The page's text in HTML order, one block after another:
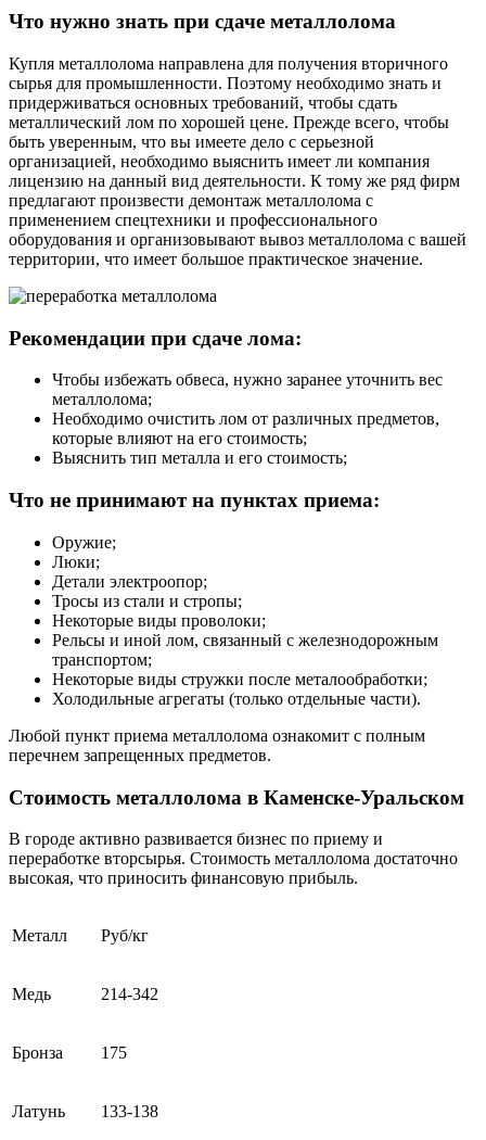
Что нужно знать при сдаче металлолома
Купля металлолома направлена для получения вторичного
сырья для промышленности. Поэтому необходимо знать и
придерживаться основных требований, чтобы сдать
металлический лом по хорошей цене. Прежде всего, чтобы
быть уверенным, что вы имеете дело с серьезной
организацией, необходимо выяснить имеет ли компания
лицензию на данный вид деятельности. К тому же ряд фирм
предлагают произвести демонтаж металлолома с
применением спецтехники и профессионального
оборудования и организовывают вывоз металлолома с вашей
территории, что имеет большое практическое значение.
Рекомендации при сдаче лома:
Чтобы избежать обвеса, нужно заранее уточнить вес
металлолома;
Необходимо очистить лом от различных предметов,
которые влияют на его стоимость;
Выяснить тип металла и его стоимость;
Что не принимают на пунктах приема:
Оружие;
Люки;
Детали электроопор;
Тросы из стали и стропы;
Некоторые виды проволоки;
Рельсы и иной лом, связанный с железнодорожным
транспортом;
Некоторые виды стружки после металообработки;
Холодильные агрегаты (только отдельные части).
Любой пункт приема металлолома ознакомит с полным
перечнем запрещенных предметов.
Стоимость металлолома в Каменске-Уральском
В городе активно развивается бизнес по приему и
переработке вторсырья. Стоимость металлолома достаточно
высокая, что приносить финансовую прибыль.
Металл Руб/кг
Медь 214-342
Бронза 175
Латунь 133-138